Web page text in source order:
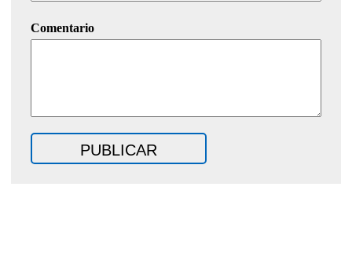
Comentario